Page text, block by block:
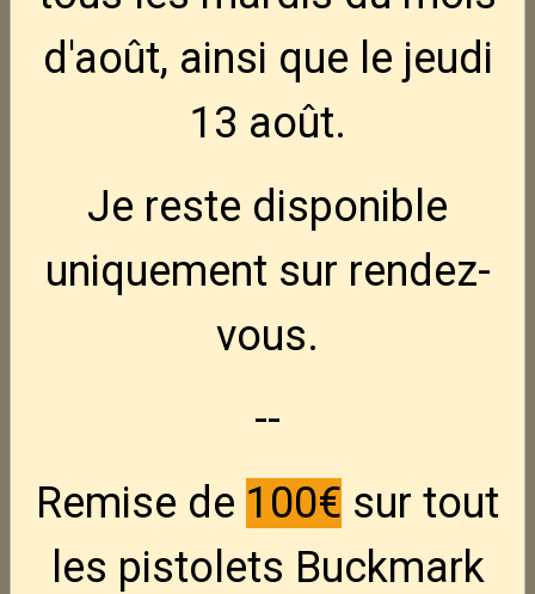
d'août, ainsi que le jeudi
13 août.
Je reste disponible
uniquement sur rendez-
vous.
--
Remise de 100€ sur tout
les pistolets Buckmark